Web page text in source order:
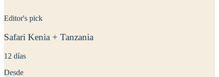
Editor's pick
Safari Kenia + Tanzania
12 días
Desde